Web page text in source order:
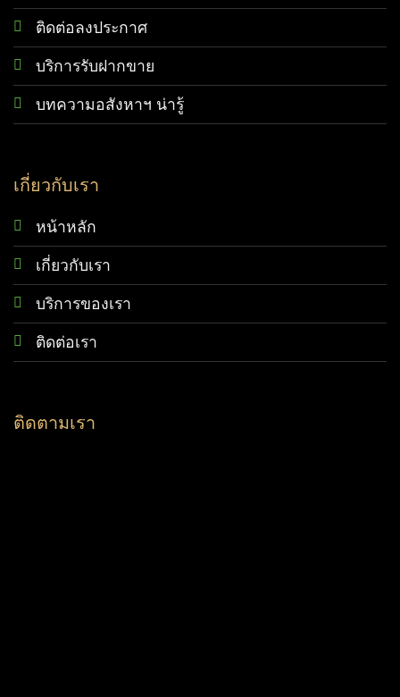
ติดต่อลงประกาศ
บริการรับฝากขาย
บทความอสังหาฯ น่ารู้
เกี่ยวกับเรา
หน้าหลัก
เกี่ยวกับเรา
บริการของเรา
ติดต่อเรา
ติดตามเรา